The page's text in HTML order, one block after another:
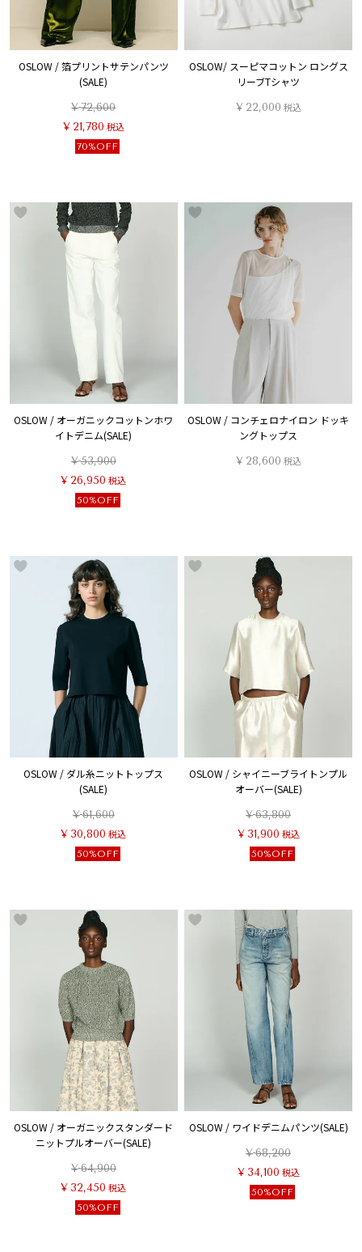
OSLOW / 箔プリントサテンパンツ
(SALE)
¥72,600
¥21,780 税込
70%OFF
OSLOW/ スーピマコットン ロングス
リーブTシャツ
¥ 22,000 税込
OSLOW / オーガニックコットンホワ
イトデニム(SALE)
¥53,900
¥ 26,950 税込
50%OFF
OSLOW / コンチェロナイロン ドッキ
ングトップス
¥ 28,600 税込
OSLOW / ダル糸ニットトップス
(SALE)
¥61,600
¥ 30,800 税込
50%OFF
OSLOW / シャイニーブライトンプル
オーバー(SALE)
¥63,800
¥ 31,900 税込
50%OFF
OSLOW / オーガニックスタンダード
ニットプルオーバー(SALE)
¥64,900
¥ 32,450 税込
50%OFF
OSLOW / ワイドデニムパンツ(SALE)
¥68,200
¥ 34,100 税込
50%OFF